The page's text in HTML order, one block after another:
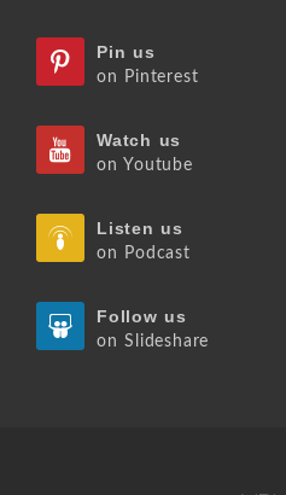
Pin us
on Pinterest
Watch us
on Youtube
Listen us
on Podcast
Follow us
on Slideshare